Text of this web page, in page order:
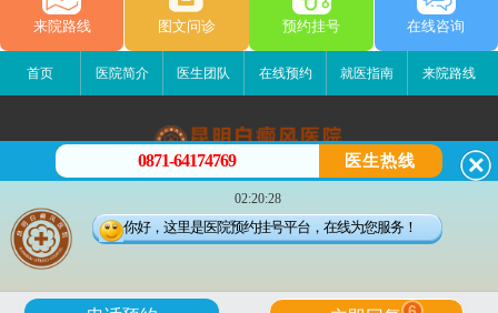
来院路线 图文问诊 预约挂号 在线咨询
首页 医院简介 医生团队 在线预约 就医指南 来院路线
昆明白癜风医院
昆明市五华区护国路2号
版权所有：昆明白癜风医院
滇公安备 53010202000563号
0871-64174769 医生热线
02:20:28
你好，这里是医院预约挂号平台，在线为您服务！